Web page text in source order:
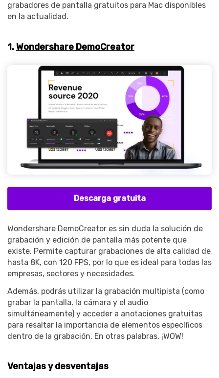
grabadores de pantalla gratuitos para Mac disponibles
en la actualidad.
1.Wondershare DemoCreator
Descarga gratuita
Wondershare DemoCreator es sin duda la solución de
grabación y edición de pantalla más potente que
existe. Permite capturar grabaciones de alta calidad de
hasta 8K, con 120 FPS, por lo que es ideal para todas las
empresas, sectores y necesidades.
Además, podrás utilizar la grabación multipista (como
grabar la pantalla, la cámara y el audio
simultáneamente) y acceder a anotaciones gratuitas
para resaltar la importancia de elementos específicos
dentro de la grabación. En otras palabras, ¡WOW!
Ventajas y desventajas